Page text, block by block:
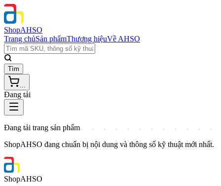
ShopAHSO
Trang chủSản phẩmThương hiệuVề AHSO
Tìm
...
Đang tải
Đang tải trang sản phẩm
ShopAHSO đang chuẩn bị nội dung và thông số kỹ thuật mới nhất.
ShopAHSO